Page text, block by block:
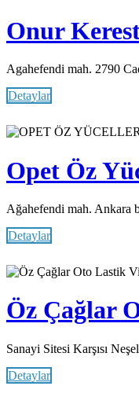
Onur
Agahefendi mah. 2790
Detaylar
Opet Öz
Ağahefendi mah. Ankara
Detaylar
Öz Çağlar
Sanayi Sitesi Karşısı
Detaylar